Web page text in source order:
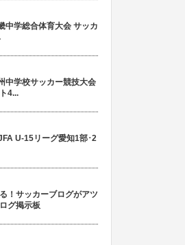
中学総合体育大会 サッカ
中学校サッカー競技大会
4...
U-15リーグ愛知1部･2
！サッカーブログがアツ
グ掲示板